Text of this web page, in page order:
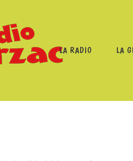
LA RADIO LA